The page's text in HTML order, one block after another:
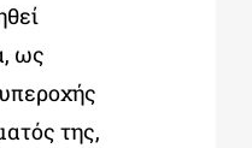
ως
της,